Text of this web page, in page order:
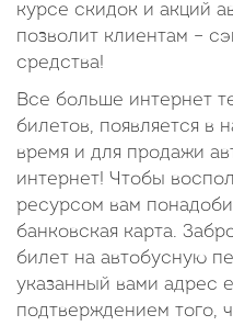
курсе скидок и акций
позволит клиентам –
средства!
Все больше интернет
билетов, появляется в
время и для продажи
интернет! Чтобы
ресурсом вам
банковская карта.
билет на автобусную
указанный вами адрес
подтверждением того,